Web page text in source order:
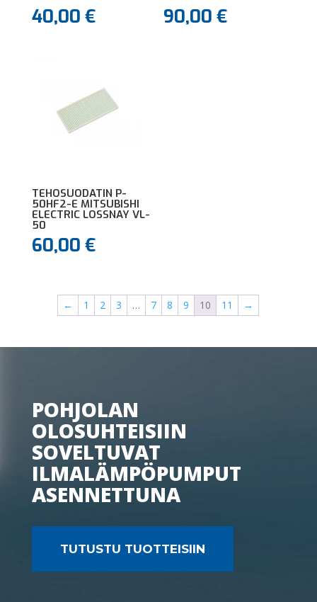
40,00 € 90,00€
TEHOSUODATIN P-
50HF2-E MITSUBISHI
ELECTRIC LOSSNAY VL-
50
60,00 €
← 1 2 3 … 7 8 9 10 11 →
POHJOLAN
OLOSUHTEISIIN
SOVELTUVAT
ILMALÄMPÖPUMPUT
ASENNETTUNA
TUTUSTU TUOTTEISIIN